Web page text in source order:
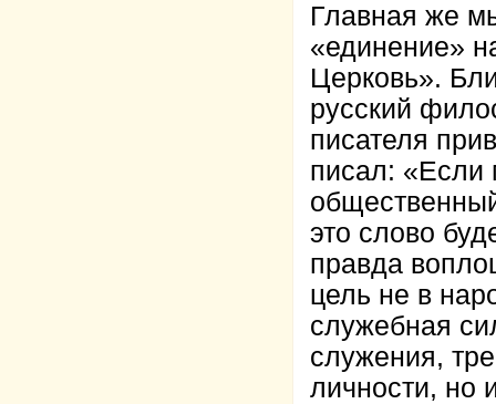
Главная же
«единение»
Церковь».
русский
писателя
писал: «Если
это слово
правда
цель не в
служебная
служения,
личности, но